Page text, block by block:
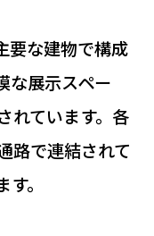
要な建物で構成
な展示スペー
れています。各
路で連結されて
。